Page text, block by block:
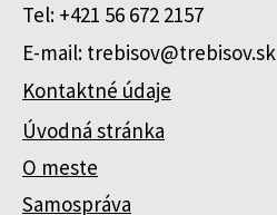
Tel: +421 56 672 2157
E-mail: trebisov@trebisov.sk
Kontaktné údaje
Úvodná stránka
O meste
Samospráva